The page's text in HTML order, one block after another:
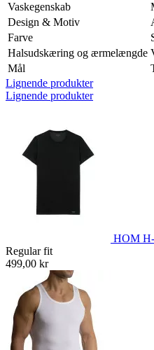
Vaskegenskab
Design & Motiv
Farve
Halsudskæring og ærmelængde
Mål
Lignende produkter
Lignende produkter
HOM
Regular fit
499,00 kr